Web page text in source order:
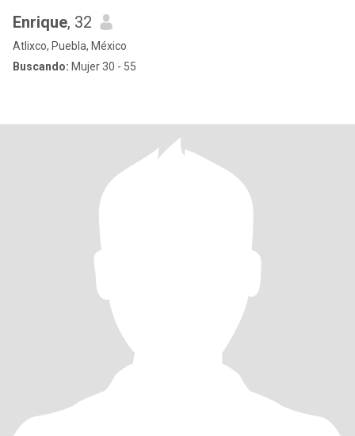
Enrique, 32
Atlixco, Puebla, México
Buscando: Mujer 30 - 55